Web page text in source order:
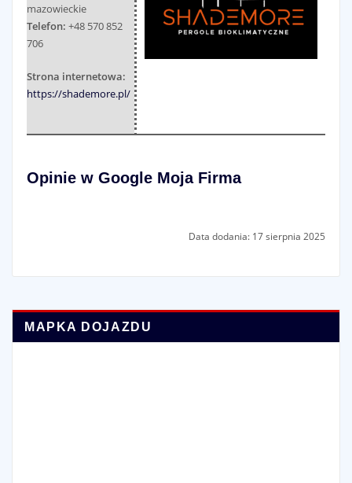
mazowieckie
Telefon: +48 570 852
706
Strona internetowa:
https://shademore.pl/
Opinie w Google Moja Firma
Data dodania: 17 sierpnia 2025
MAPKA DOJAZDU